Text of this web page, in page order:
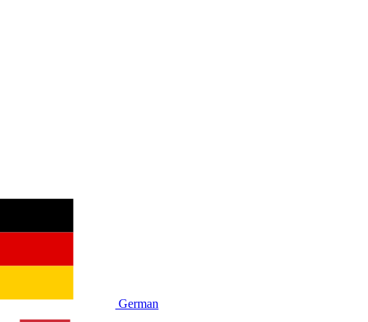
German